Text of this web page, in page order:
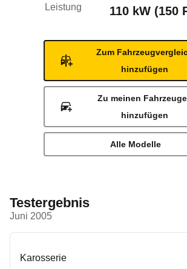
Leistung 110 kW (150
Zum
hinzufügen
Zu meinen
hinzufügen
Alle Modelle
Testergebnis
Juni 2005
Karosserie